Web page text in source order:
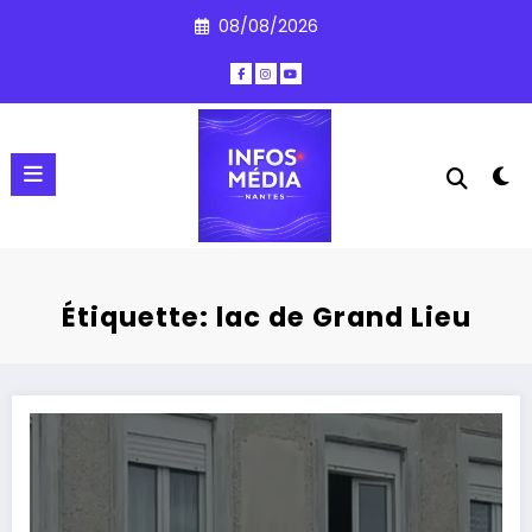
08/08/2026
Étiquette: lac de Grand Lieu